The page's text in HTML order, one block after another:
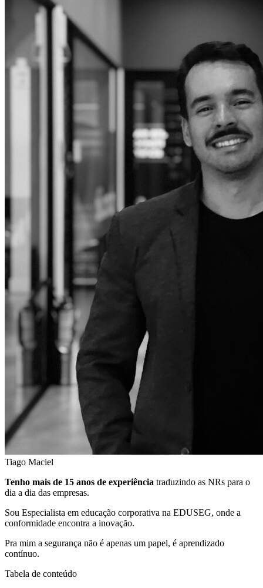
Tiago Maciel
Tenho mais de 15 anos de experiência traduzindo as NRs para o
dia a dia das empresas.
Sou Especialista em educação corporativa na EDUSEG, onde a
conformidade encontra a inovação.
Pra mim a segurança não é apenas um papel, é aprendizado
contínuo.
Tabela de conteúdo